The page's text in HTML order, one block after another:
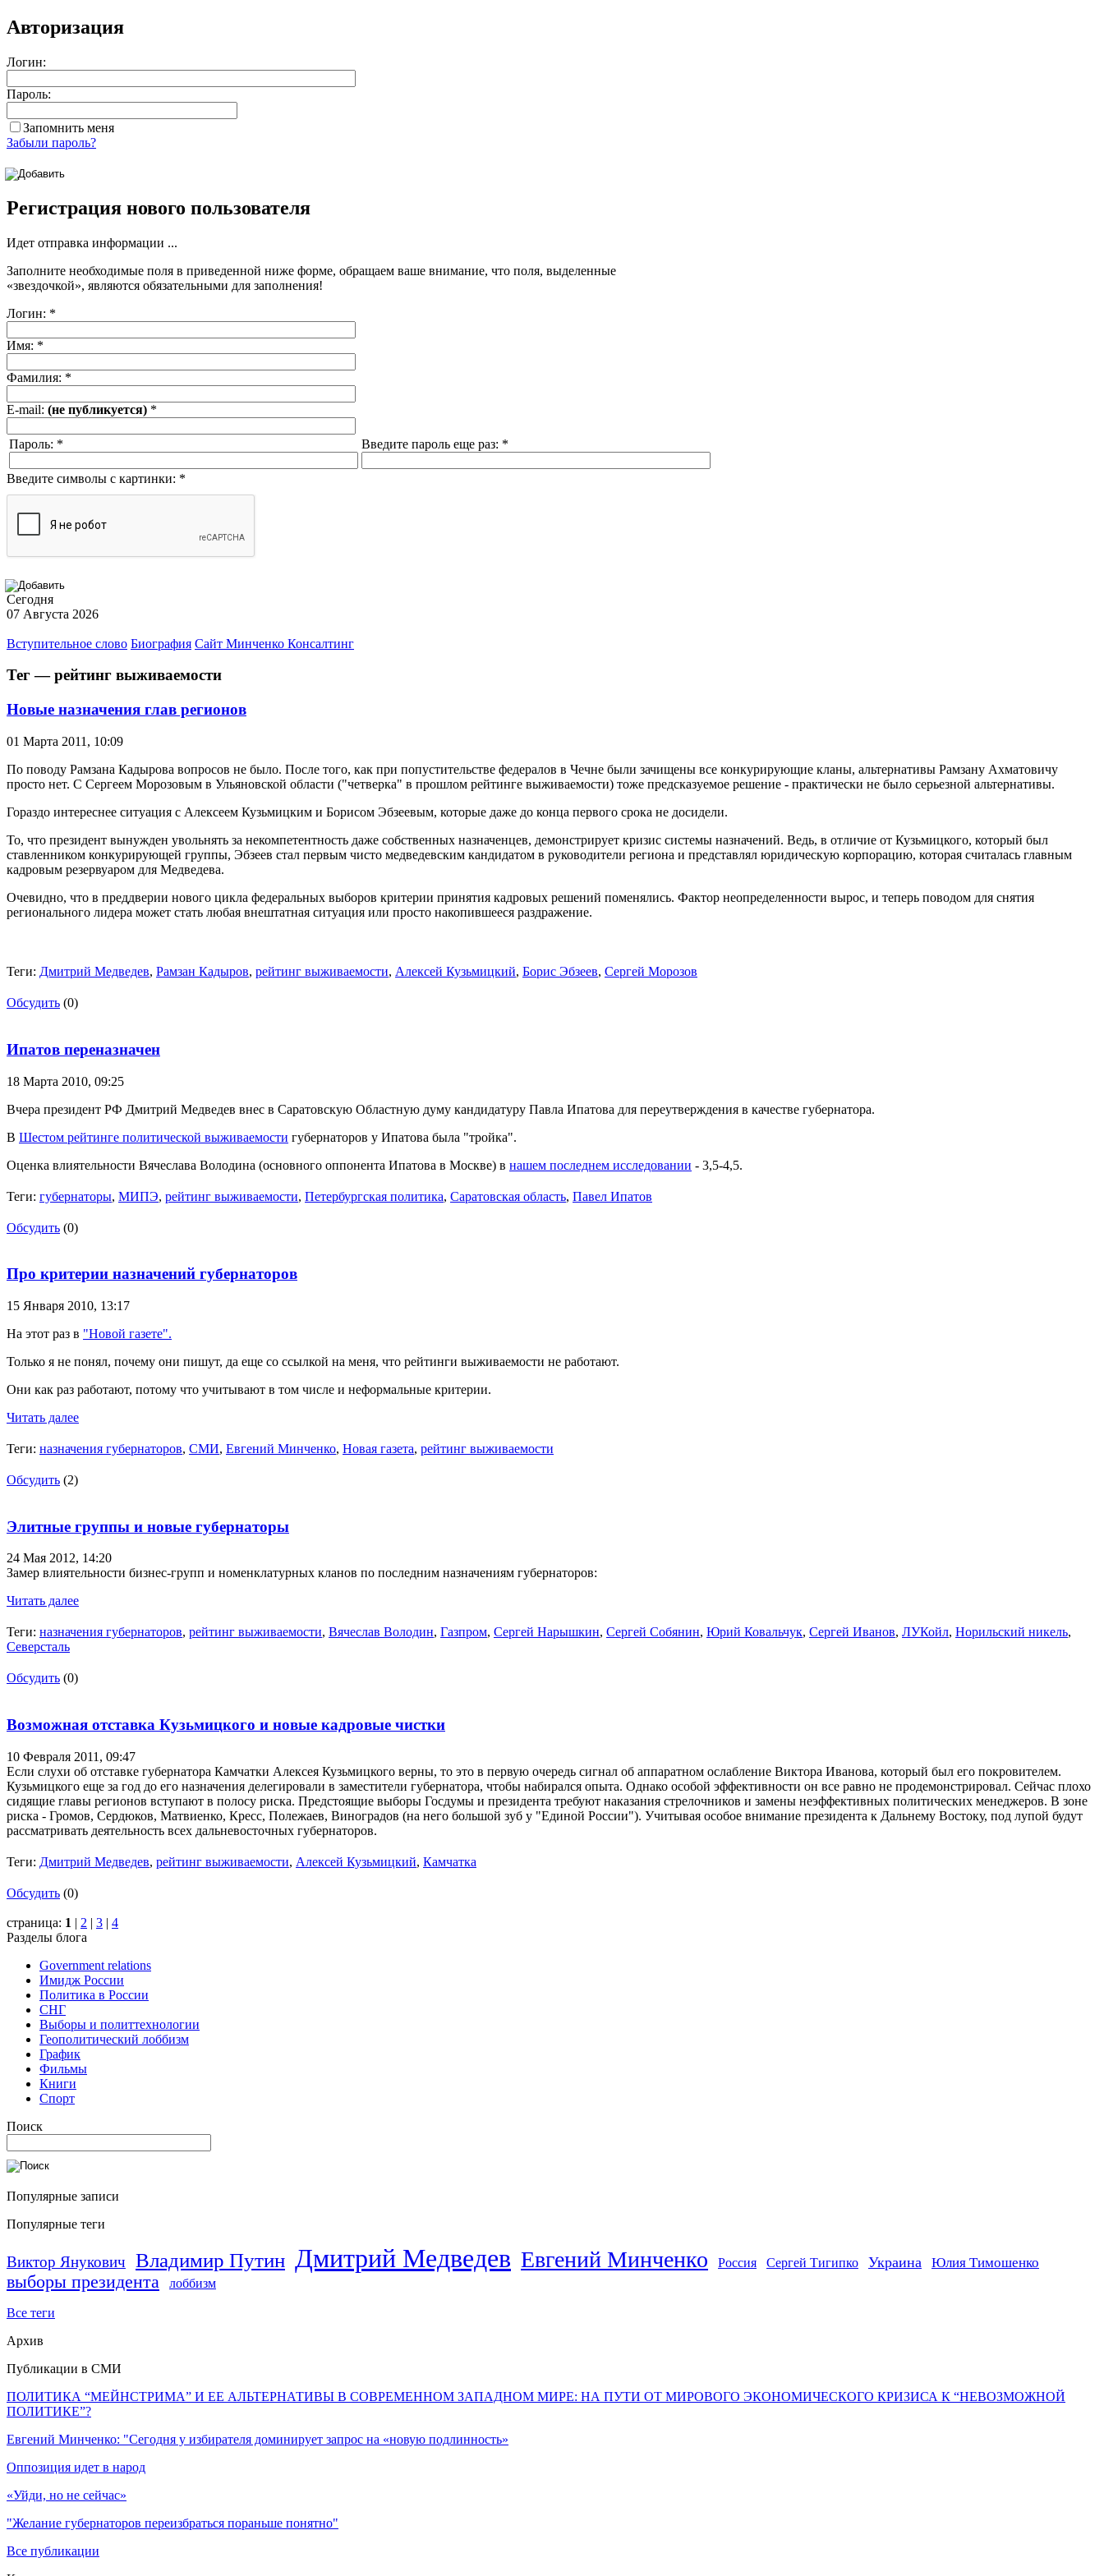
Авторизация
Логин:
Пароль:
Запомнить меня
Забыли пароль?
Регистрация нового пользователя
Идет отправка информации ...
Заполните необходимые поля в приведенной ниже форме, обращаем ваше внимание, что поля, выделенные
«звездочкой», являются обязательными для заполнения!
Логин: *
Имя: *
Фамилия: *
E-mail: (не публикуется) *
Пароль: * Введите пароль еще раз: *
Введите символы с картинки: *
Сегодня
07 Августа 2026
Вступительное слово Биография Сайт Минченко Консалтинг
Тег — рейтинг выживаемости
Новые назначения глав регионов
01 Марта 2011, 10:09
По поводу Рамзана Кадырова вопросов не было. После того, как при попустительстве федералов в Чечне были зачищены все конкурирующие кланы, альтернативы Рамзану Ахматовичу
просто нет. С Сергеем Морозовым в Ульяновской области ("четверка" в прошлом рейтинге выживаемости) тоже предсказуемое решение - практически не было серьезной альтернативы.
Гораздо интереснее ситуация с Алексеем Кузьмицким и Борисом Эбзеевым, которые даже до конца первого срока не досидели.
То, что президент вынужден увольнять за некомпетентность даже собственных назначенцев, демонстрирует кризис системы назначений. Ведь, в отличие от Кузьмицкого, который был
ставленником конкурирующей группы, Эбзеев стал первым чисто медведевским кандидатом в руководители региона и представлял юридическую корпорацию, которая считалась главным
кадровым резервуаром для Медведева.
Очевидно, что в преддверии нового цикла федеральных выборов критерии принятия кадровых решений поменялись. Фактор неопределенности вырос, и теперь поводом для снятия
регионального лидера может стать любая внештатная ситуация или просто накопившееся раздражение.
Теги: Дмитрий Медведев, Рамзан Кадыров, рейтинг выживаемости, Алексей Кузьмицкий, Борис Эбзеев, Сергей Морозов
Обсудить (0)
Ипатов переназначен
18 Марта 2010, 09:25
Вчера президент РФ Дмитрий Медведев внес в Саратовскую Областную думу кандидатуру Павла Ипатова для переутверждения в качестве губернатора.
В Шестом рейтинге политической выживаемости губернаторов у Ипатова была "тройка".
Оценка влиятельности Вячеслава Володина (основного оппонента Ипатова в Москве) в нашем последнем исследовании - 3,5-4,5.
Теги: губернаторы, МИПЭ, рейтинг выживаемости, Петербургская политика, Саратовская область, Павел Ипатов
Обсудить (0)
Про критерии назначений губернаторов
15 Января 2010, 13:17
На этот раз в "Новой газете".
Только я не понял, почему они пишут, да еще со ссылкой на меня, что рейтинги выживаемости не работают.
Они как раз работают, потому что учитывают в том числе и неформальные критерии.
Читать далее
Теги: назначения губернаторов, СМИ, Евгений Минченко, Новая газета, рейтинг выживаемости
Обсудить (2)
Элитные группы и новые губернаторы
24 Мая 2012, 14:20
Замер влиятельности бизнес-групп и номенклатурных кланов по последним назначениям губернаторов:
Читать далее
Теги: назначения губернаторов, рейтинг выживаемости, Вячеслав Володин, Газпром, Сергей Нарышкин, Сергей Собянин, Юрий Ковальчук, Сергей Иванов, ЛУКойл, Норильский никель,
Северсталь
Обсудить (0)
Возможная отставка Кузьмицкого и новые кадровые чистки
10 Февраля 2011, 09:47
Если слухи об отставке губернатора Камчатки Алексея Кузьмицкого верны, то это в первую очередь сигнал об аппаратном ослабление Виктора Иванова, который был его покровителем.
Кузьмицкого еще за год до его назначения делегировали в заместители губернатора, чтобы набирался опыта. Однако особой эффективности он все равно не продемонстрировал. Сейчас плохо
сидящие главы регионов вступают в полосу риска. Предстоящие выборы Госдумы и президента требуют наказания стрелочников и замены неэффективных политических менеджеров. В зоне
риска - Громов, Сердюков, Матвиенко, Кресс, Полежаев, Виноградов (на него большой зуб у "Единой России"). Учитывая особое внимание президента к Дальнему Востоку, под лупой будут
рассматривать деятельность всех дальневосточных губернаторов.
Теги: Дмитрий Медведев, рейтинг выживаемости, Алексей Кузьмицкий, Камчатка
Обсудить (0)
страница: 1 | 2 | 3 | 4
Разделы блога
Government relations
Имидж России
Политика в России
СНГ
Выборы и политтехнологии
Геополитический лоббизм
График
Фильмы
Книги
Спорт
Поиск
Популярные записи
Популярные теги
Виктор Янукович Владимир Путин Дмитрий Медведев Евгений Минченко Россия Сергей Тигипко Украина Юлия Тимошенко
выборы президента лоббизм
Все теги
Архив
Публикации в СМИ
ПОЛИТИКА “МЕЙНСТРИМА” И ЕЕ АЛЬТЕРНАТИВЫ В СОВРЕМЕННОМ ЗАПАДНОМ МИРЕ: НА ПУТИ ОТ МИРОВОГО ЭКОНОМИЧЕСКОГО КРИЗИСА К “НЕВОЗМОЖНОЙ
ПОЛИТИКЕ”?
Евгений Минченко: "Сегодня у избирателя доминирует запрос на «новую подлинность»
Оппозиция идет в народ
«Уйди, но не сейчас»
"Желание губернаторов переизбраться пораньше понятно"
Все публикации